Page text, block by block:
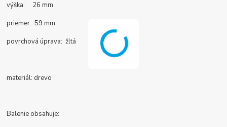
výška: 26 mm
priemer: 59 mm
povrchová úprava: žltá
materiál: drevo
Balenie obsahuje: